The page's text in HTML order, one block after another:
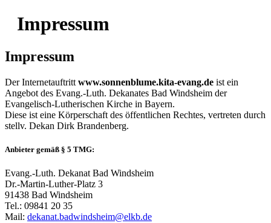
Impressum
Impressum
Der Internetauftritt www.sonnenblume.kita-evang.de ist ein
Angebot des Evang.-Luth. Dekanates Bad Windsheim der
Evangelisch-Lutherischen Kirche in Bayern.
Diese ist eine Körperschaft des öffentlichen Rechtes, vertreten durch
stellv. Dekan Dirk Brandenberg.
Anbieter gemäß § 5 TMG:
Evang.-Luth. Dekanat Bad Windsheim
Dr.-Martin-Luther-Platz 3
91438 Bad Windsheim
Tel.: 09841 20 35
Mail: dekanat.badwindsheim@elkb.de